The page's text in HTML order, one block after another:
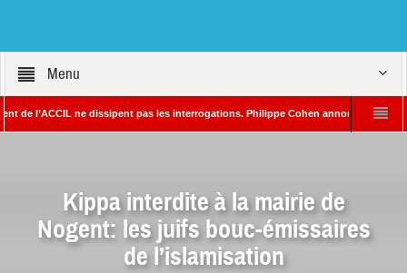
Menu
ne dissipent pas les interrogations. Philippe Cohen annonce se réserver le
Kippa interdite à la mairie de
Nogent: les juifs bouc-émissaires
de l’islamisation